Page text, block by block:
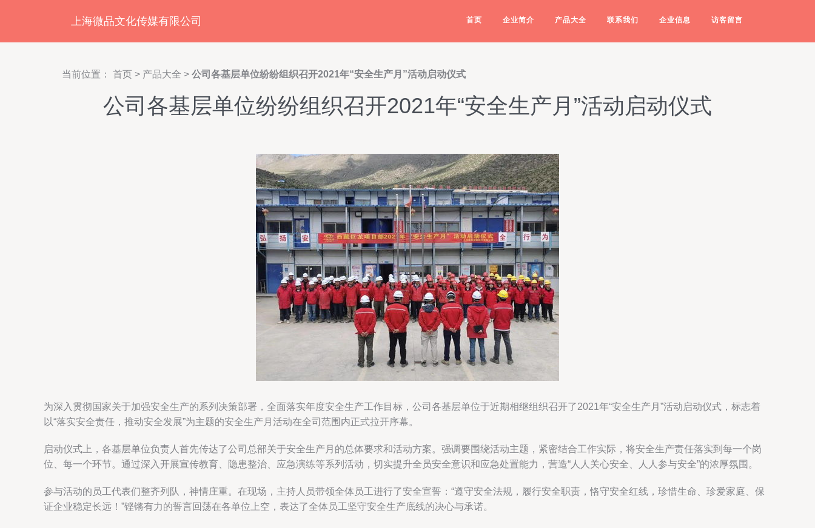
上海微品文化传媒有限公司 首页 企业简介 产品大全 联系我们 企业信息 访客留言
当前位置： 首页 > 产品大全 > 公司各基层单位纷纷组织召开2021年“安全生产月”活动启动仪式
公司各基层单位纷纷组织召开2021年“安全生产月”活动启动仪式
为深入贯彻国家关于加强安全生产的系列决策部署，全面落实年度安全生产工作目标，公司各基层单位于近期相继组织召开了2021年“安全生产月”活动启动仪式，标志着
以“落实安全责任，推动安全发展”为主题的安全生产月活动在全司范围内正式拉开序幕。
启动仪式上，各基层单位负责人首先传达了公司总部关于安全生产月的总体要求和活动方案。强调要围绕活动主题，紧密结合工作实际，将安全生产责任落实到每一个岗
位、每一个环节。通过深入开展宣传教育、隐患整治、应急演练等系列活动，切实提升全员安全意识和应急处置能力，营造“人人关心安全、人人参与安全”的浓厚氛围。
参与活动的员工代表们整齐列队，神情庄重。在现场，主持人员带领全体员工进行了安全宣誓：“遵守安全法规，履行安全职责，恪守安全红线，珍惜生命、珍爱家庭、保
证企业稳定长远！”铿锵有力的誓言回荡在各单位上空，表达了全体员工坚守安全生产底线的决心与承诺。